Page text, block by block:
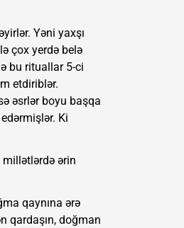
Yəni yaxşı
çox yerdə belə
bu rituallar 5-ci
etdiriblər.
əsrlər boyu başqa
Ki
millətlərdə ərin
qaynına ərə
qardaşın, doğman